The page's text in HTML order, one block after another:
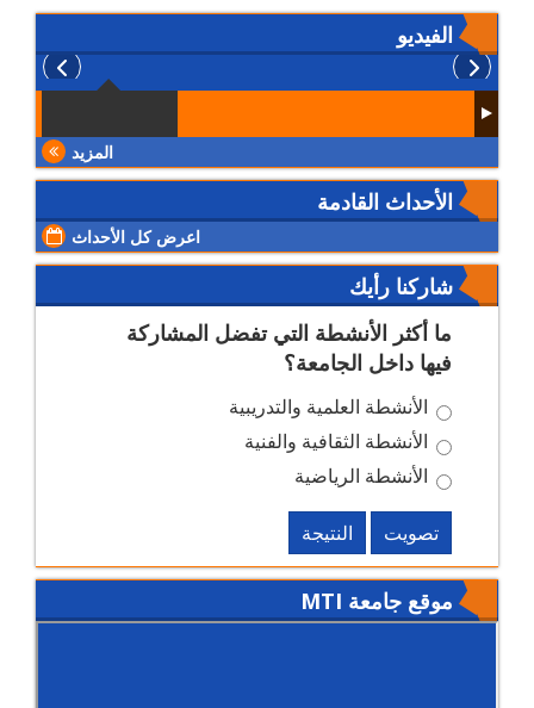
الفيديو
المزيد
الأحداث القادمة
اعرض كل الأحداث
شاركنا رأيك
ما أكثر الأنشطة التي تفضل المشاركة
فيها داخل الجامعة؟
الأنشطة العلمية والتدريبية
الأنشطة الثقافية والفنية
الأنشطة الرياضية
تصويت النتيجة
موقع جامعة MTI